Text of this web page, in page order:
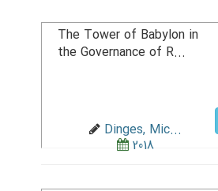
The Tower of Babylon in
the Governance of R...
Dinges, Mic...
2018